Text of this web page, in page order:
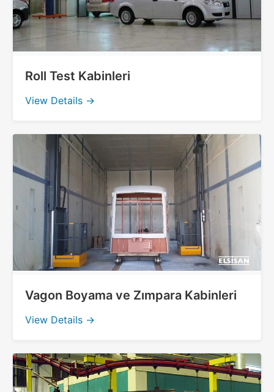
Roll Test Kabinleri
View Details →
Vagon Boyama ve Zımpara Kabinleri
View Details →